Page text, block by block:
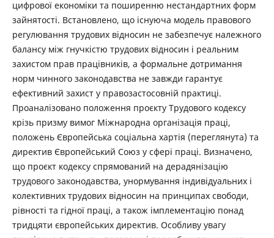
цифрової економіки та поширенню нестандартних форм
зайнятості. Встановлено, що існуюча модель правового
регулювання трудових відносин не забезпечує належного
балансу між гнучкістю трудових відносин і реальним
захистом прав працівників, а формальне дотримання
норм чинного законодавства не завжди гарантує
ефективний захист у правозастосовній практиці.
Проаналізовано положення проєкту Трудового кодексу
крізь призму вимог Міжнародна організація праці,
положень Європейська соціальна хартія (переглянута) та
директив Європейський Союз у сфері праці. Визначено,
що проєкт кодексу спрямований на дерадянізацію
трудового законодавства, унормування індивідуальних і
колективних трудових відносин на принципах свободи,
рівності та гідної праці, а також імплементацію понад
тридцяти європейських директив. Особливу увагу